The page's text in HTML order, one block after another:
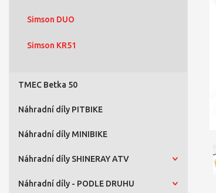
Simson DUO
Simson KR51
TMEC Betka 50
Náhradní díly PITBIKE
Náhradní díly MINIBIKE
Náhradní díly SHINERAY ATV
Náhradní díly - PODLE DRUHU